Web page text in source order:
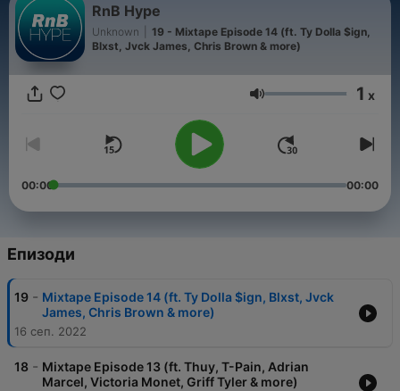
RnB Hype
Unknown
19 - Mixtape Episode 14 (ft. Ty Dolla $ign,
Blxst, Jvck James, Chris Brown & more)
Сила на звука
1 x
00:00 00:00
Епизоди
19 - Mixtape Episode 14 (ft. Ty Dolla $ign, Blxst, Jvck
James, Chris Brown & more)
16 сеп. 2022
18 - Mixtape Episode 13 (ft. Thuy, T-Pain, Adrian
Marcel, Victoria Monet, Griff Tyler & more)